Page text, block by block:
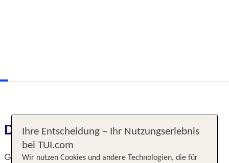
Das erwartet Sie
Grand Mercure Rio de Janeiro Copacabana
Ihre Entscheidung – Ihr Nutzungserlebnis
bei TUI.com
Wir nutzen Cookies und andere Technologien, die für